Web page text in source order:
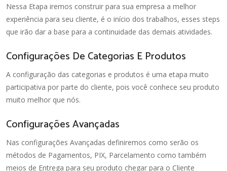
Nessa Etapa iremos construir para sua empresa a melhor
experiência para seu cliente, é o início dos trabalhos, esses steps
que irão dar a base para a continuidade das demais atividades.
Configurações De Categorias E Produtos
A configuração das categorias e produtos é uma etapa muito
participativa por parte do cliente, pois você conhece seu produto
muito melhor que nós.
Configurações Avançadas
Nas configurações Avançadas definiremos como serão os
métodos de Pagamentos, PIX, Parcelamento como também
meios de Entrega para seu produto chegar para o Cliente